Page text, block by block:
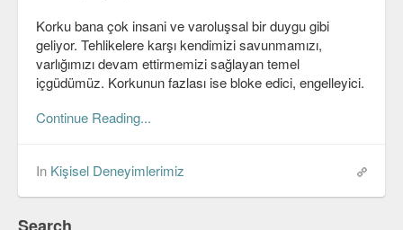
Korku bana çok insani ve varoluşsal bir duygu gibi
geliyor. Tehlikelere karşı kendimizi savunmamızı,
varlığımızı devam ettirmemizi sağlayan temel
içgüdümüz. Korkunun fazlası ise bloke edici, engelleyici.
Continue Reading...
In Kişisel Deneyimlerimiz